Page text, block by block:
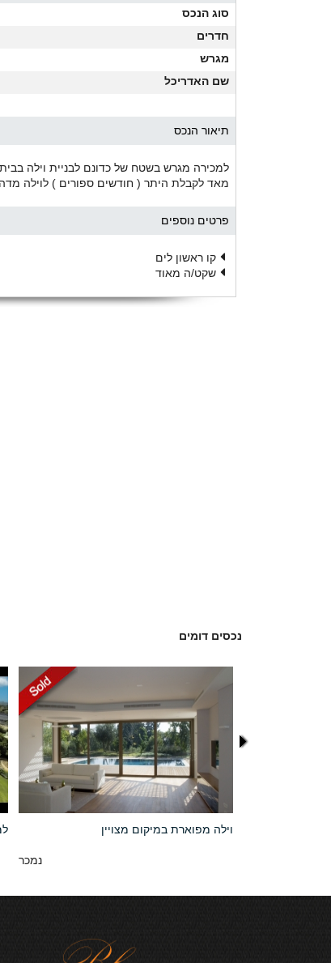
סוג הנכס
חדרים
מגרש
שם האדריכל
תיאור הנכס
למכירה מגרש בשטח של כדונם לבניית וילה
מאד לקבלת היתר ( חודשים ספורים ) לוילה
פרטים נוספים
קו ראשון לים
שקט/ה מאוד
נכסים דומים
וילה מפוארת במיקום מצויין
נמכר